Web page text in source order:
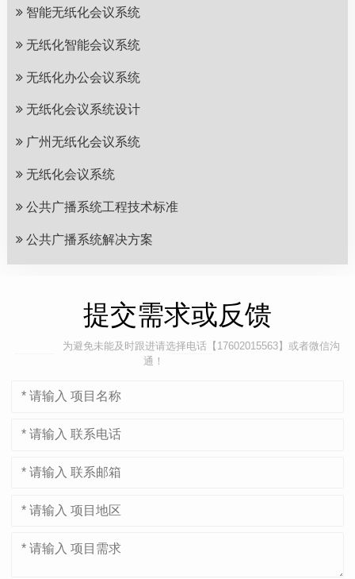
智能无纸化会议系统
无纸化智能会议系统
无纸化办公会议系统
无纸化会议系统设计
广州无纸化会议系统
无纸化会议系统
公共广播系统工程技术标准
公共广播系统解决方案
提交需求或反馈
为避免未能及时跟进请选择电话【17602015563】或者微信沟
通！